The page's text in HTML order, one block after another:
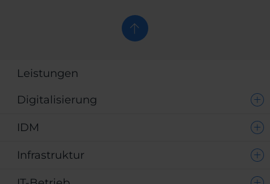
Leistungen
Digitalisierung
IDM
Infrastruktur